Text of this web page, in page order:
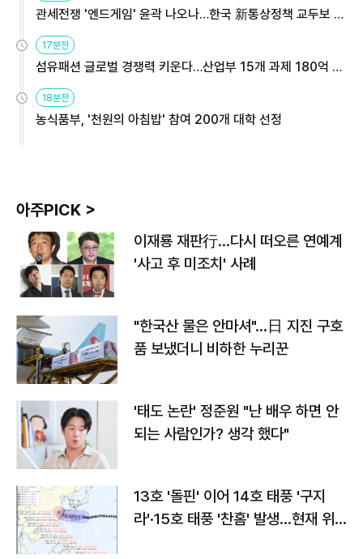
관세전쟁 '엔드게임' 윤곽 나오나…한국 新통상정책 교두보 활
용해야
17분전
섬유패션 글로벌 경쟁력 키운다…산업부 15개 과제 180억 지
원
18분전
농식품부, '천원의 아침밥' 참여 200개 대학 선정
아주PICK >
이재룡 재판行…다시 떠오른 연예계
'사고 후 미조치' 사례
"한국산 물은 안마셔"…日 지진 구호
품 보냈더니 비하한 누리꾼
'태도 논란' 정준원 "난 배우 하면 안
되는 사람인가? 생각 했다"
13호 '돌핀' 이어 14호 태풍 '구지
라'·15호 태풍 '찬홈' 발생…현재 위